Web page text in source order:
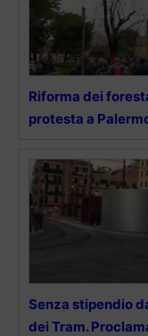
Riforma dei
protesta a
Senza stipendio
dei Tram.